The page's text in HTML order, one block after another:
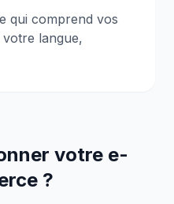
qui comprend vos
langue,
votre e-
?